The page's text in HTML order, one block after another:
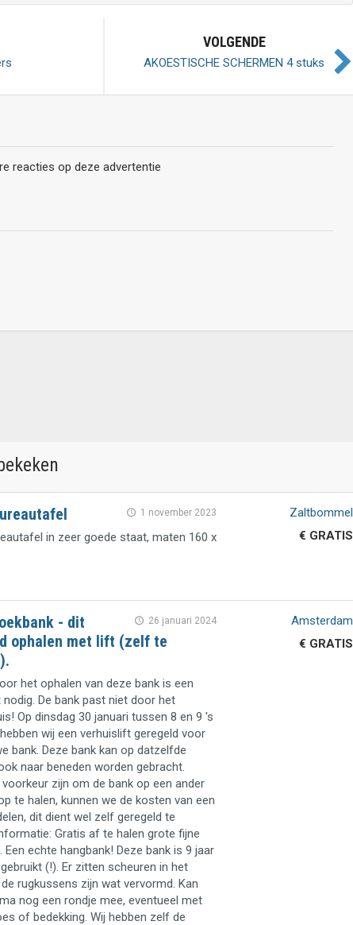
VOLGENDE
AKOESTISCHE SCHERMEN 4 stuks
reacties op deze advertentie
1 november 2023
in zeer goede staat, maten 160 x
Zaltbommel
€ GRATIS
26 januari 2024
- dit
ophalen met lift (zelf te
het ophalen van deze bank is een
De bank past niet door het
Op dinsdag 30 januari tussen 8 en 9 's
wij een verhuislift geregeld voor
bank. Deze bank kan op datzelfde
naar beneden worden gebracht.
zijn om de bank op een ander
te halen, kunnen we de kosten van een
dit dient wel zelf geregeld te
Gratis af te halen grote fijne
Een echte hangbank! Deze bank is 9 jaar
(!). Er zitten scheuren in het
rugkussens zijn wat vervormd. Kan
nog een rondje mee, eventueel met
of bedekking. Wij hebben zelf de
Amsterdam
€ GRATIS